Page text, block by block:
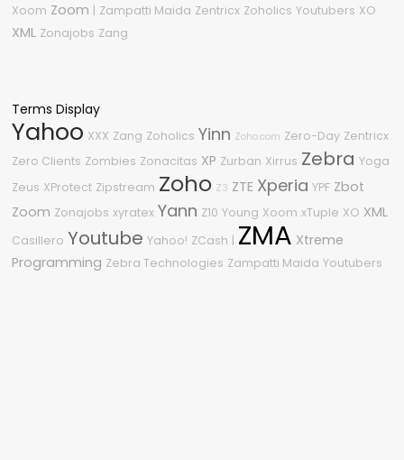
Xoom Zoom | Zampatti Maida Zentricx Zoholics Youtubers XO
XML Zonajobs Zang
Terms Display
Yahoo XXX Zang Zoholics Yinn Zoho.com Zero-Day Zentricx
Zero Clients Zombies Zonacitas XP Zurban Xirrus Zebra Yoga
Zeus XProtect Zipstream Zoho Z3 ZTE Xperia YPF Zbot
Zoom Zonajobs xyratex Yann Z10 Young Xoom xTuple XO XML
Casillero Youtube Yahoo! ZCash | ZMA Xtreme
Programming Zebra Technologies Zampatti Maida Youtubers